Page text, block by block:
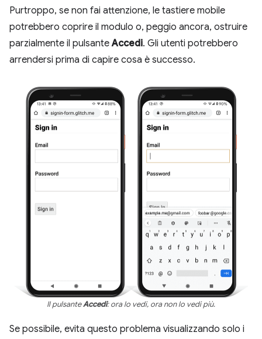
Purtroppo, se non fai attenzione, le tastiere mobile
potrebbero coprire il modulo o, peggio ancora, ostruire
parzialmente il pulsanteAccedi. Gli utenti potrebbero
arrendersi prima di capire cosa è successo.
Il pulsanteAccedi: ora lo vedi, ora non lo vedi più.
Se possibile, evita questo problema visualizzando solo i